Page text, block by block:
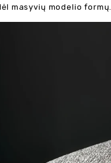
masyvių modelio formų.